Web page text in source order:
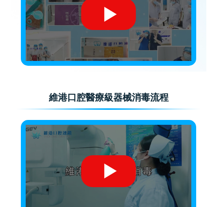
維港口腔醫療級器械消毒流程